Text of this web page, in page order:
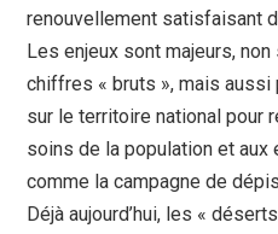
renouvellement satisfaisant
Les enjeux sont majeurs,
chiffres « bruts », mais aussi
sur le territoire national pour
soins de la population et aux
comme la campagne de
Déjà aujourd’hui, les «